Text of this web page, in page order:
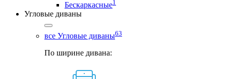
Бескаркасные1
Угловые диваны
все Угловые диваны63
По ширине дивана: